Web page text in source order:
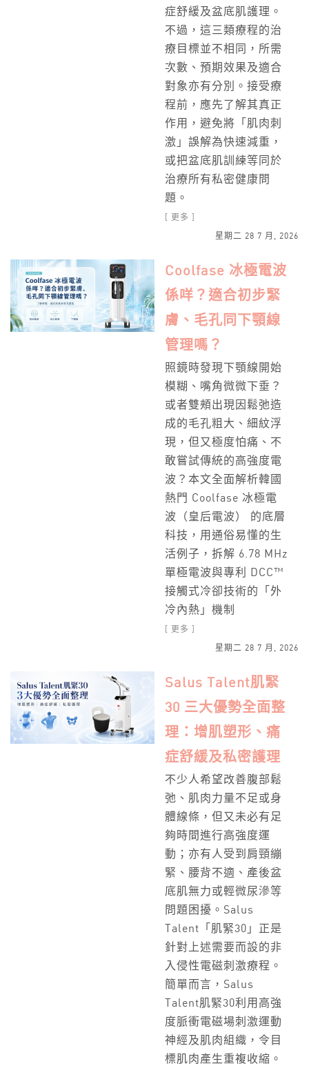
症舒緩及盆底肌護理。
不過，這三類療程的治
療目標並不相同，所需
次數、預期效果及適合
對象亦有分別。接受療
程前，應先了解其真正
作用，避免將「肌肉刺
激」誤解為快速減重，
或把盆底肌訓練等同於
治療所有私密健康問
題。
[ 更多 ]
星期二 28 7 月, 2026
Coolfase 冰極電波
係咩？適合初步緊
膚、毛孔同下顎線
管理嗎？
照鏡時發現下顎線開始
模糊、嘴角微微下垂？
或者雙頰出現因鬆弛造
成的毛孔粗大、細紋浮
現，但又極度怕痛、不
敢嘗試傳統的高強度電
波？本文全面解析韓國
熱門 Coolfase 冰極電
波（皇后電波） 的底層
科技，用通俗易懂的生
活例子，拆解 6.78 MHz
單極電波與專利 DCC™
接觸式冷卻技術的「外
冷內熱」機制
[ 更多 ]
星期二 28 7 月, 2026
Salus Talent肌緊
30 三大優勢全面整
理：增肌塑形、痛
症舒緩及私密護理
不少人希望改善腹部鬆
弛、肌肉力量不足或身
體線條，但又未必有足
夠時間進行高強度運
動；亦有人受到肩頸繃
緊、腰背不適、產後盆
底肌無力或輕微尿滲等
問題困擾。Salus
Talent「肌緊30」正是
針對上述需要而設的非
入侵性電磁刺激療程。
簡單而言，Salus
Talent肌緊30利用高強
度脈衝電磁場刺激運動
神經及肌肉組織，令目
標肌肉產生重複收縮。